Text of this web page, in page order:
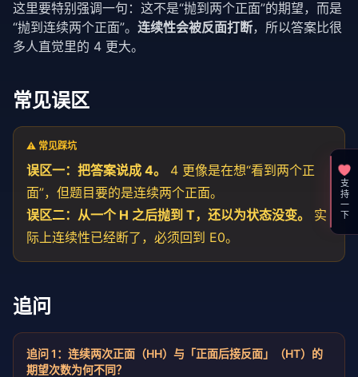
这里要特别强调一句：这不是“抛到两个正面”的期望，而是
“抛到连续两个正面”。 连续性会被反面打断，所以答案比很
多人直觉里的 4 更大。
常见误区
⚠️ 常见踩坑
误区一：把答案说成 4。
4 更像是在想“看到两个正
面”，但题目要的是连续两个正面。
误区二：从一个 H 之后抛到 T，还以为状态没变。
实
际上连续性已经断了，必须回到 E0。
追问
追问1 ： 连续两次正面（HH）与「正面后接反面」（HT）的
期望次数为何不同？
支持一下